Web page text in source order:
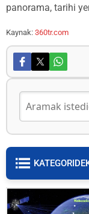
panorama, tarihi
Kaynak: 360tr.com